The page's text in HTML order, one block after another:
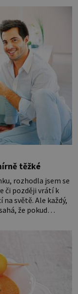
ve Velkých
těžké
rozhodla jsem se
či později vrátí k
světě. Ale každý,
že pokud